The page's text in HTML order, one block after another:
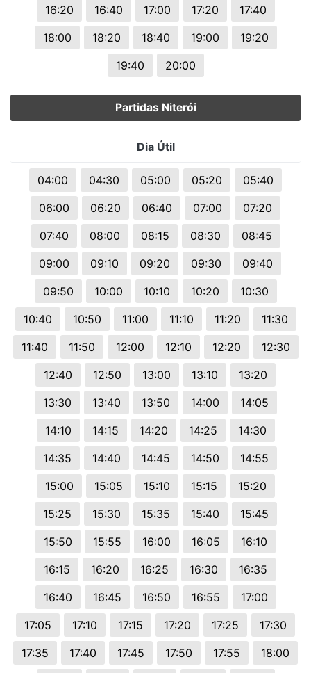
16:20 16:40 17:00 17:20
17:40
18:00
18:20 18:40 19:00
19:20
19:40
20:00
Partidas Niterói
Dia Útil
04:00 04:30 05:00 05:20
05:40
06:00
06:20 06:40 07:00
07:20
07:40
08:00 08:15 08:30
08:45
09:00
09:10 09:20 09:30
09:40
09:50
10:00 10:10 10:20
10:30
10:40
10:50 11:00 11:10 11:20
11:30
11:40
11:50 12:00 12:10 12:20
12:30
12:40
12:50 13:00 13:10
13:20
13:30
13:40 13:50 14:00
14:05
14:10
14:15 14:20 14:25
14:30
14:35
14:40 14:45 14:50
14:55
15:00
15:05 15:10 15:15
15:20
15:25
15:30 15:35 15:40
15:45
15:50
15:55 16:00 16:05
16:10
16:15
16:20 16:25 16:30
16:35
16:40
16:45 16:50 16:55
17:00
17:05
17:10 17:15 17:20 17:25
17:30
17:35
17:40 17:45 17:50 17:55
18:00